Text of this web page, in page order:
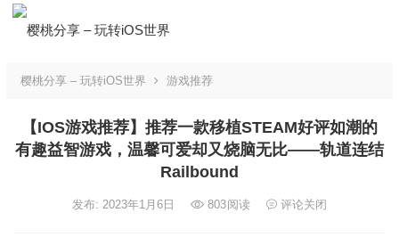
樱桃分享 – 玩转iOS世界 游戏推荐
【IOS游戏推荐】推荐一款移植STEAM好评如潮的
有趣益智游戏，温馨可爱却又烧脑无比——轨道连结
Railbound
发布: 2023年1月6日 803阅读 评论关闭